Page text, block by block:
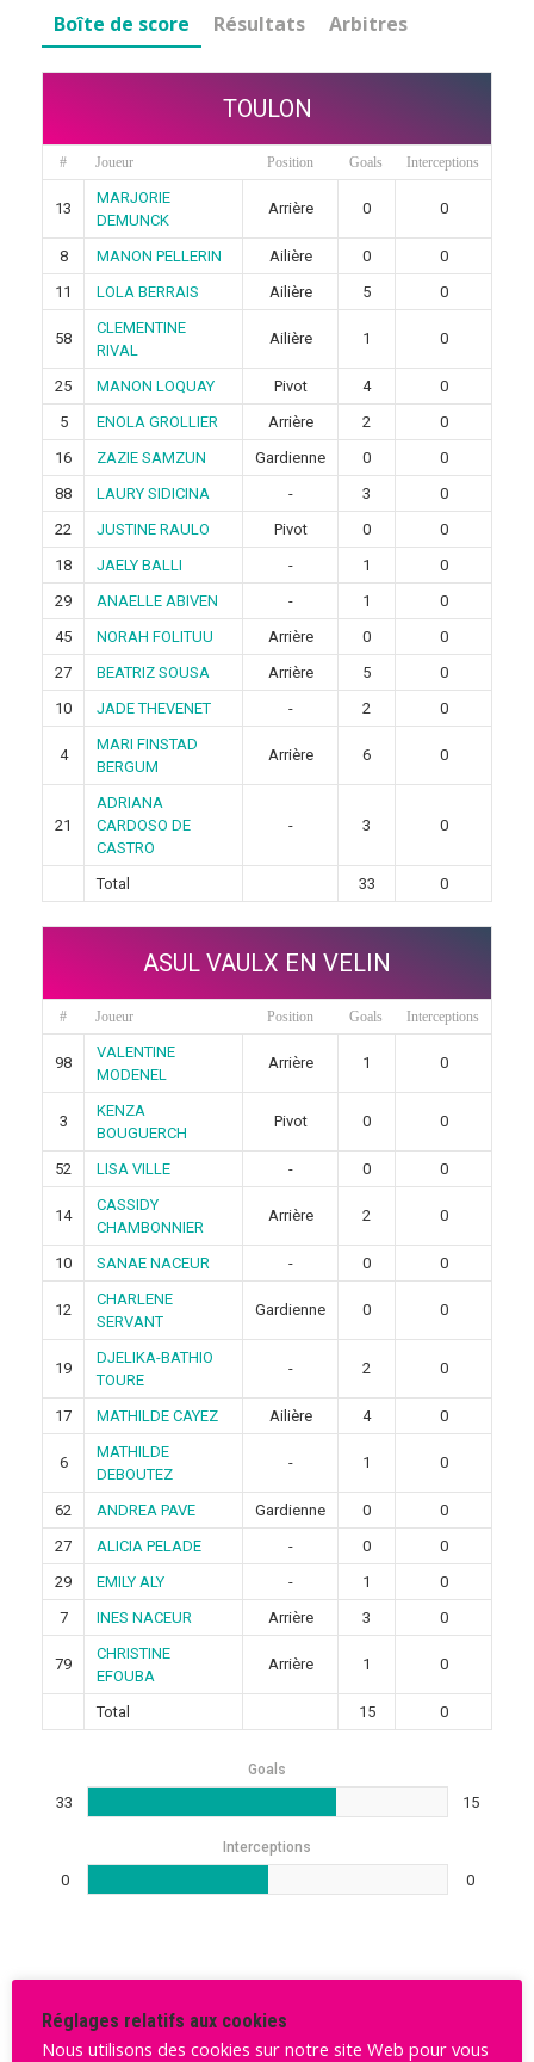
Boîte de score Résultats Arbitres
TOULON
# Joueur Position Goals Interceptions
13
MARJORIE
DEMUNCK
Arrière 0 0
8 MANON PELLERIN Ailière 0
0
11
LOLA BERRAIS Ailière 5 0
58
CLEMENTINE
RIVAL
Ailière 1 0
25 MANON LOQUAY Pivot 4
0
5
ENOLA GROLLIER Arrière 2
0
16
ZAZIE SAMZUN Gardienne 0
0
88
LAURY SIDICINA - 3
0
22
JUSTINE RAULO Pivot 0
0
18
JAELY BALLI - 1
0
29
ANAELLE ABIVEN - 1
0
45
NORAH FOLITUU Arrière 0
0
27
BEATRIZ SOUSA Arrière 5
0
10
JADE THEVENET - 2 0
4
MARI FINSTAD
BERGUM
Arrière 6 0
21
ADRIANA
CARDOSO DE
CASTRO
- 3 0
Total 33 0
ASUL VAULX EN VELIN
# Joueur Position Goals Interceptions
98
VALENTINE
MODENEL
Arrière 1 0
3
KENZA
BOUGUERCH
Pivot 0 0
52 LISA VILLE - 0 0
14
CASSIDY
CHAMBONNIER
Arrière 2 0
10 SANAE NACEUR - 0 0
12
CHARLENE
SERVANT
Gardienne 0 0
19
DJELIKA-BATHIO
TOURE
- 2 0
17 MATHILDE CAYEZ Ailière 4 0
6
MATHILDE
DEBOUTEZ
- 1 0
62 ANDREA PAVE Gardienne 0
0
27
ALICIA PELADE - 0
0
29
EMILY ALY - 1
0
7
INES NACEUR Arrière 3 0
79
CHRISTINE
EFOUBA
Arrière 1 0
Total 15 0
Goals
33 15
Interceptions
0 0
Rechercher
Réglages relatifs aux cookies
Nous utilisons des cookies sur notre site Web pour vous